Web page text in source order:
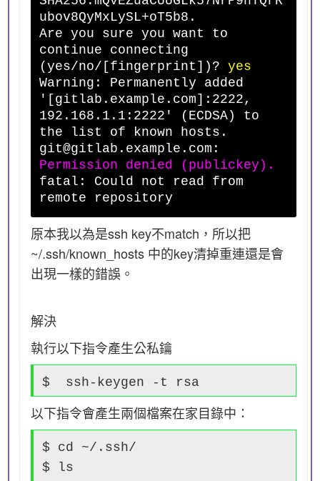
ubov8QyMxLySL+oT5b8.
Are you sure you want to
continue connecting
(yes/no/[fingerprint])?yes
Warning: Permanently added
'[gitlab.example.com]:2222,
192.168.1.1:2222' (ECDSA) to
the list of known hosts.
git@gitlab.example.com:
Permission denied (publickey).
fatal: Could not read from
remote repository
原本我以為是ssh key不match，所以把
~/.ssh/known_hosts 中的key清掉重連還是會
出現一樣的錯誤。
解決
執行以下指令產生公私鑰
$ ssh-keygen -t rsa
以下指令會產生兩個檔案在家目錄中：
$ cd ~/.ssh/
$ ls